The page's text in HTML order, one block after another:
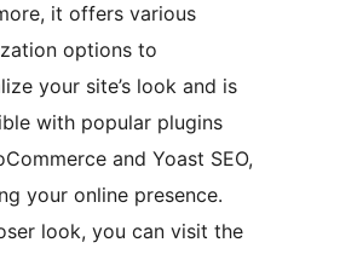
it offers various
options to
your site’s look and is
with popular plugins
and Yoast SEO,
your online presence.
look, you can visit the